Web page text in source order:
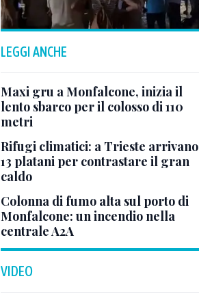
LEGGI ANCHE
Maxi gru a Monfalcone, inizia il
lento sbarco per il colosso di 110
metri
Rifugi climatici: a Trieste arrivano
13 platani per contrastare il gran
caldo
Colonna di fumo alta sul porto di
Monfalcone: un incendio nella
centrale A2A
VIDEO